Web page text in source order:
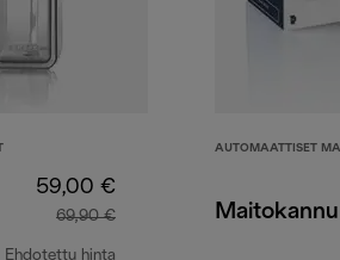
59,00 €
69,90 €
Ehdotettu hinta
AUTOMAATTISET
Maitokannu